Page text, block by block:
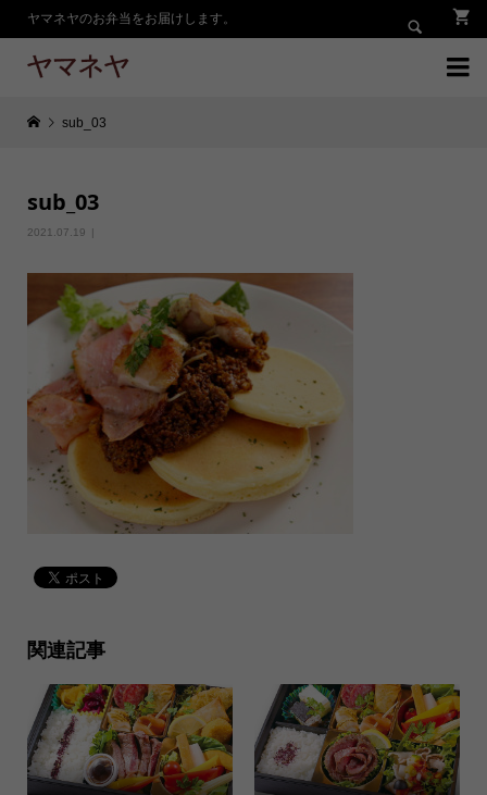
ヤマネヤのお弁当をお届けします。


sub_03
sub_03
2021.07.19
関連記事